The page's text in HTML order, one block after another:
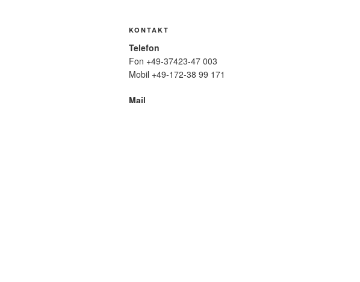
KONTAKT
Telefon
Fon +49-37423-47 003
Mobil +49-172-38 99 171
Mail